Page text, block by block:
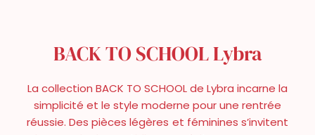
BACK TO SCHOOL Lybra
La collection BACK TO SCHOOL de Lybra incarne la
simplicité et le style moderne pour une rentrée
réussie. Des pièces légères et féminines s’invitent